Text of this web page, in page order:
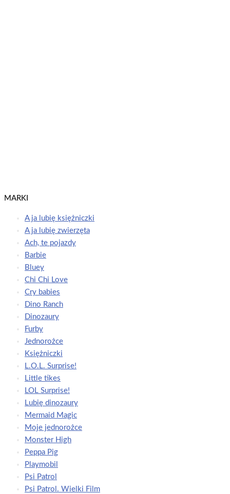
MARKI
A ja lubię księżniczki
A ja lubię zwierzęta
Ach, te pojazdy
Barbie
Bluey
Chi Chi Love
Cry babies
Dino Ranch
Dinozaury
Furby
Jednorożce
Księżniczki
L.O.L. Surprise!
Little tikes
LOL Surprise!
Lubię dinozaury
Mermaid Magic
Moje jednorożce
Monster High
Peppa Pig
Playmobil
Psi Patrol
Psi Patrol. Wielki Film